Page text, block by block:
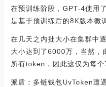
在预训练阶段，GPT-4使用
是基于预训练后的8K版本微
在几天之内批大小在集群中
大小达到了6000万，当然，
所有token，因此这仅为每
派盾：多链钱包UvToken遭